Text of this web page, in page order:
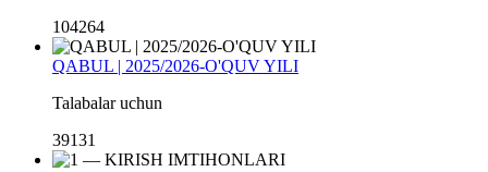
104264
QABUL | 2025/2026-O'QUV YILI
Talabalar uchun
39131